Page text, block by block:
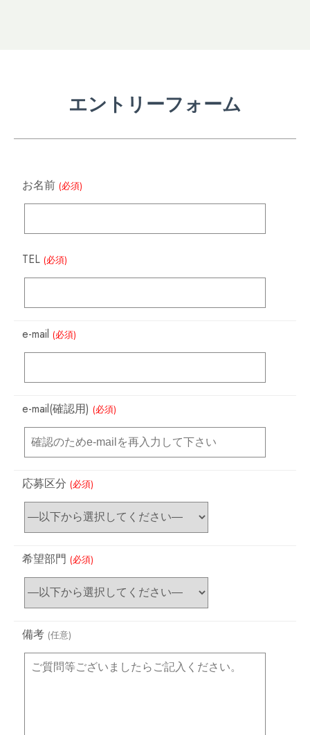
エントリーフォーム
お名前 (必須)
TEL (必須)
e-mail (必須)
e-mail(確認用) (必須)
応募区分 (必須)
希望部門 (必須)
備考 (任意)